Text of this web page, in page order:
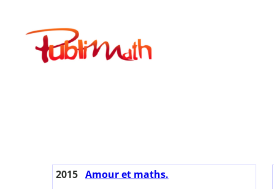
contenuPublimath
2015 Amour et maths.